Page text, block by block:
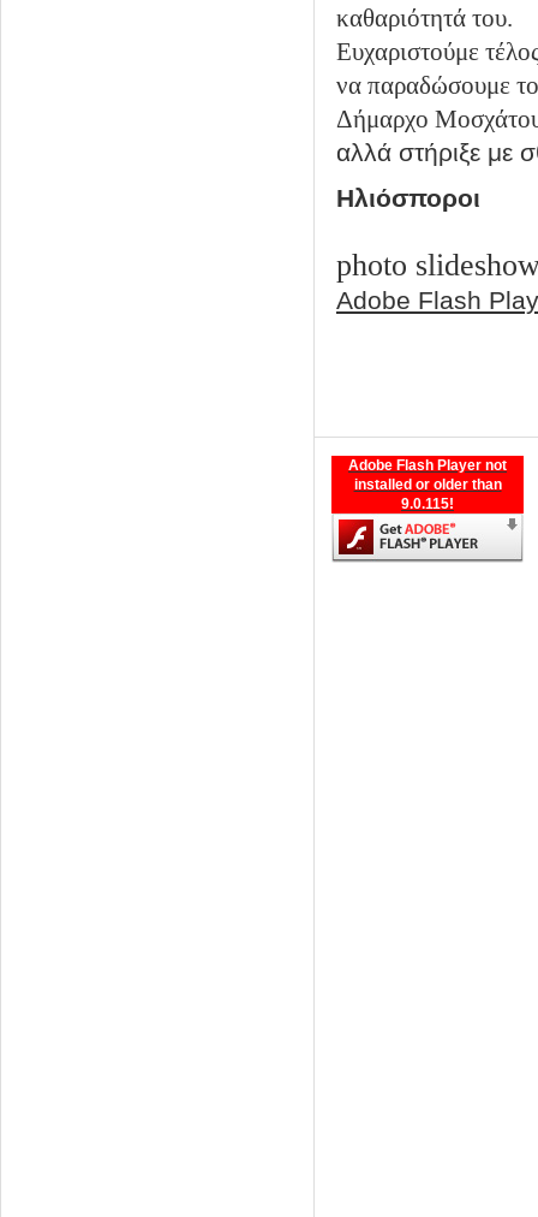
καθαριότητά του.
Ευχαριστούμε
να παραδώσουμε
Δήμαρχο
αλλά στήριξε με
Ηλιόσποροι
photo
Adobe Flash
Adobe Flash Player not
installed or older than
9.0.115!